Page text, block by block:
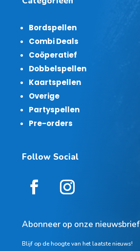
Bordspellen
Combi Deals
Coöperatief
Dobbelspellen
Kaartspellen
Overige
Partyspellen
Pre-orders
Follow Social
Abonneer op onze nieuwsbrief
Blijf op de hoogte van het laatste nieuws!